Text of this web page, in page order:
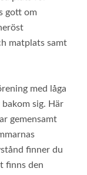
gott om
matplats samt
med låga
sig. Här
gemensamt
finner du
finns den